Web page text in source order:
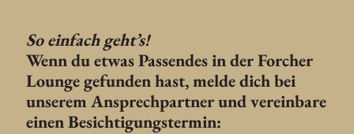
So einfach geht’s!
Wenn du etwas Passendes in der Forcher
Lounge gefunden hast, melde dich bei
unserem Ansprechpartner und vereinbare
einen Besichtigungstermin: